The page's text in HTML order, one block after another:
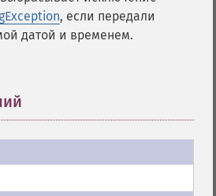
, если передали
датой и временем.